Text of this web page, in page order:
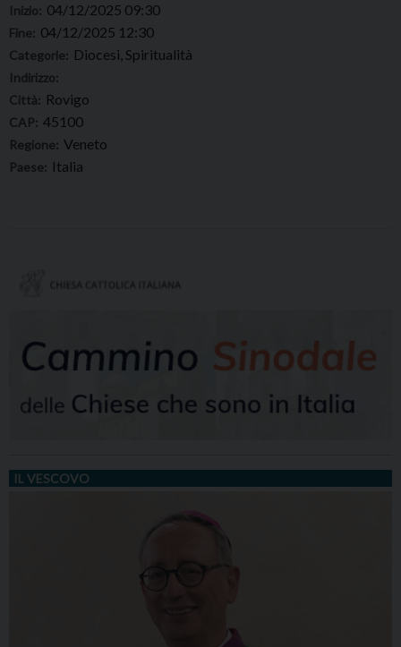
Inizio: 04/12/2025 09:30
Fine: 04/12/2025 12:30
Categorie: Diocesi, Spiritualità
Indirizzo:
Città: Rovigo
CAP: 45100
Regione: Veneto
Paese: Italia
IL VESCOVO